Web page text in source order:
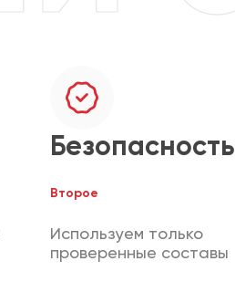
Безопасность
Второе
Используем только
проверенные составы